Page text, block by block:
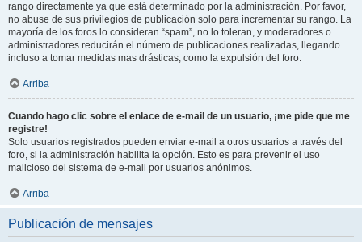
rango directamente ya que está determinado por la administración. Por favor,
no abuse de sus privilegios de publicación solo para incrementar su rango. La
mayoría de los foros lo consideran “spam”, no lo toleran, y moderadores o
administradores reducirán el número de publicaciones realizadas, llegando
incluso a tomar medidas mas drásticas, como la expulsión del foro.
Arriba
Cuando hago clic sobre el enlace de e-mail de un usuario, ¡me pide que me
registre!
Solo usuarios registrados pueden enviar e-mail a otros usuarios a través del
foro, si la administración habilita la opción. Esto es para prevenir el uso
malicioso del sistema de e-mail por usuarios anónimos.
Arriba
Publicación de mensajes